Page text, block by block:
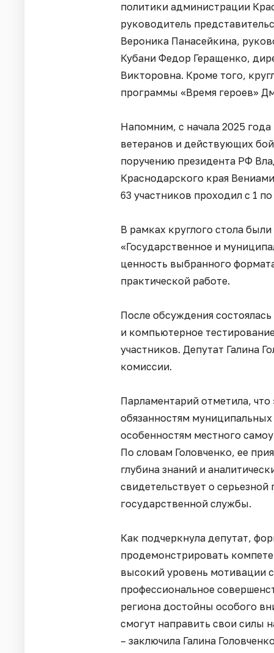
политики администрации
руководитель
Вероника Панасейкина,
Кубани Федор Геращенко,
Викторовна. Кроме того,
программы «Время героев»
Напомним, с начала 2025
ветеранов и действующих
поручению президента РФ
Краснодарского края
63 участников проходил с 1 по
В рамках круглого стола
«Государственное и
ценность выбранного
практической работе.
После обсуждения
и компьютерное
участников. Депутат Галина
комиссии.
Парламентарий отметила,
обязанностям
особенностям местного
По словам Головченко, ее
глубина знаний и
свидетельствует о
государственной службы.
Как подчеркнула депутат,
продемонстрировать
высокий уровень мотивации
профессиональное
региона достойны особого
смогут направить свои силы
– заключила Галина